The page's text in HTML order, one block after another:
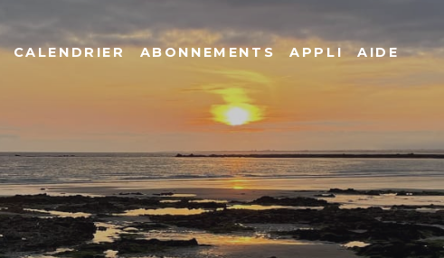
CALENDRIER ABONNEMENTS APPLI AIDE